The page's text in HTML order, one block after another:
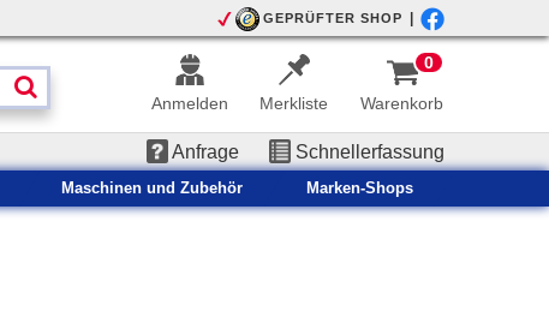
GEPRÜFTER SHOP
Anmelden Merkliste Warenkorb
0
Anfrage Schnellerfassung
Maschinen und Zubehör Marken-Shops